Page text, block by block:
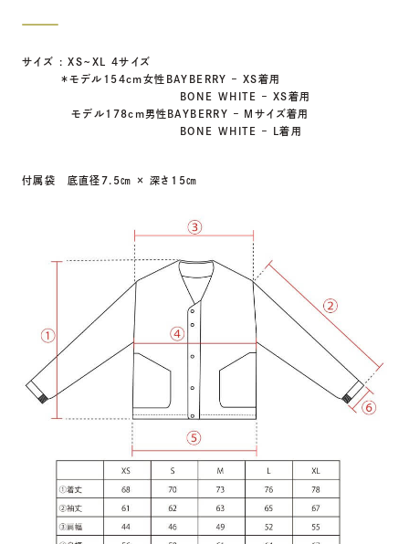
サイズ : XS~XL 4サイズ
＊モデル154cm女性BAYBERRY – XS着用
BONE WHITE – XS着用
モデル178cm男性BAYBERRY – Mサイズ着用
BONE WHITE – L着用
付属袋 底直径7.5㎝ × 深さ15㎝